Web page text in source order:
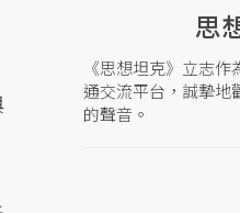
思
《思想坦克》立志
通交流平台，誠摯地
的聲音。